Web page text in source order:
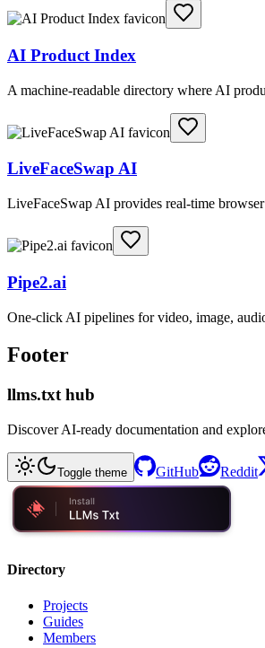
AI Product Index
A machine-readable directory where AI
LiveFaceSwap AI
LiveFaceSwap AI provides real-time
Pipe2.ai
One-click AI pipelines for video, image,
Footer
llms.txt hub
Discover AI-ready documentation and
Toggle theme GitHub Reddit
Directory
Projects
Guides
Members